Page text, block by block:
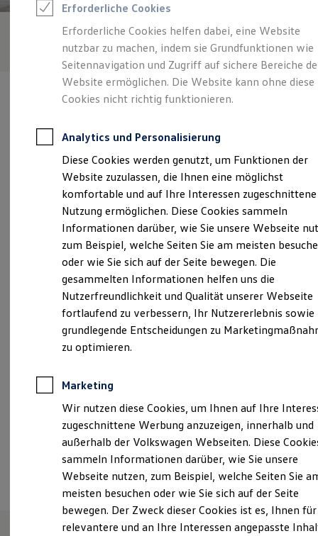
Rettungsdienste
ONE Business ID Vorteile
Fahrzeugsuche & Marktplatz
Fahrzeugsuche
Fahrzeuge online kaufen
Digitaler Marktplatz
Kauf & Finanzierung
Online-Fahrzeugbewertung
Für Privatkunden
Für Gewerbekunden
Profi Paket
TopDeal
Gebrauchtwagen
ProfiPartner für Gebrauchtwagen
Zertifizierte Gebrauchtwagen
Finanzierung
Für Privatkunden
Für Gewerbekunden
Leasing
Für Privatkunden
Für Gewerbekunden
Versicherungen & Garantien
Garantien
Kfz-Versicherung für Nutzfahrzeuge
Restschuldversicherung
Wartungsverträge
Reparatur & Service
Sommer-Special
Reparatur, Pflege & Inspektion
Servicetermin anfragen
Service-Vorteile bei Volkswagen Nutzfahrzeuge
ServicePlus
Economy Service
Räder & Reifen Service
Ersatzfahrzeuge
Notdienst und Pannenhilfe
Software, Konnektivität & Apps
California App
Verantwortlich für die Inhalte auf dieser Seite ist die Hahn
Automobile GmbH + Co. KG (Impressum & Rechtliches)
Ringstraße 15, 70736 Fellbach
vw-fellbach@hahn-automobile.de
+49 711 577710
Montag-Freitag 07:00-18:00 Uhr
Samstag
09:00 -13:00 Uhr
Ansprechpartner
Termin vereinbaren
Erforderliche Cookies
Erforderliche Cookies helfen dabei, eine Website
nutzbar zu machen, indem sie Grundfunktionen wie
Seitennavigation und Zugriff auf sichere Bereiche
Website ermöglichen. Die Website kann ohne diese
Cookies nicht richtig funktionieren.
Analytics und Personalisierung
Diese Cookies werden genutzt, um Funktionen der
Website zuzulassen, die Ihnen eine möglichst
komfortable und auf Ihre Interessen zugeschnittene
Nutzung ermöglichen. Diese Cookies sammeln
Informationen darüber, wie Sie unsere Webseite
zum Beispiel, welche Seiten Sie am meisten
oder wie Sie sich auf der Seite bewegen. Die
gesammelten Informationen helfen uns die
Nutzerfreundlichkeit und Qualität unserer Webseite
fortlaufend zu verbessern, Ihr Nutzererlebnis sowie
grundlegende Entscheidungen zu
zu optimieren.
Marketing
Wir nutzen diese Cookies, um Ihnen auf Ihre
zugeschnittene Werbung anzuzeigen, innerhalb und
außerhalb der Volkswagen Webseiten. Diese
sammeln Informationen darüber, wie Sie unsere
Webseite nutzen, zum Beispiel, welche Seiten Sie
meisten besuchen oder wie Sie sich auf der Seite
bewegen. Der Zweck dieser Cookies ist es, Ihnen für
relevantere und an Ihre Interessen angepasste